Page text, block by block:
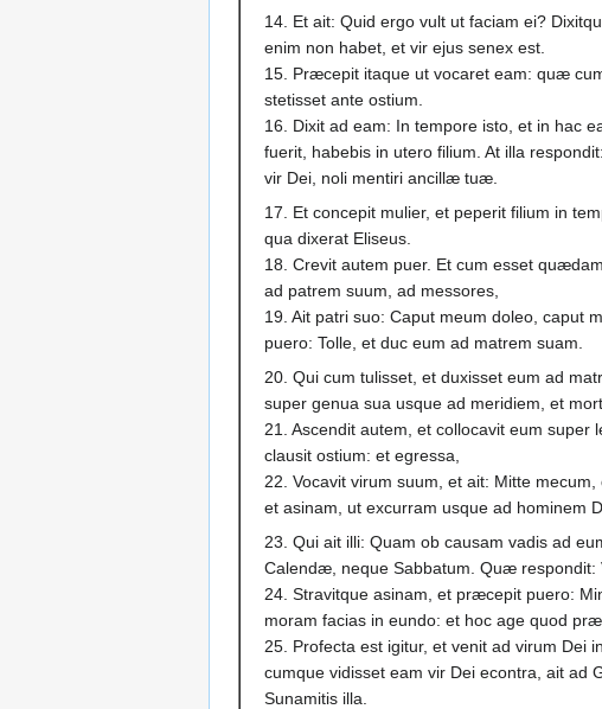
14. Et ait: Quid ergo vult ut faciam ei?
enim non habet, et vir ejus senex est.
15. Præcepit itaque ut vocaret eam: quæ
stetisset ante ostium.
16. Dixit ad eam: In tempore isto, et in hac
fuerit, habebis in utero filium. At illa
vir Dei, noli mentiri ancillæ tuæ.
17. Et concepit mulier, et peperit filium in
qua dixerat Eliseus.
18. Crevit autem puer. Et cum esset
ad patrem suum, ad messores,
19. Ait patri suo: Caput meum doleo, caput
puero: Tolle, et duc eum ad matrem suam.
20. Qui cum tulisset, et duxisset eum ad
super genua sua usque ad meridiem, et
21. Ascendit autem, et collocavit eum super
clausit ostium: et egressa,
22. Vocavit virum suum, et ait: Mitte
et asinam, ut excurram usque ad hominem
23. Qui ait illi: Quam ob causam vadis ad
Calendæ, neque Sabbatum. Quæ respondit:
24. Stravitque asinam, et præcepit puero:
moram facias in eundo: et hoc age quod
25. Profecta est igitur, et venit ad virum Dei
cumque vidisset eam vir Dei econtra, ait ad
Sunamitis illa.